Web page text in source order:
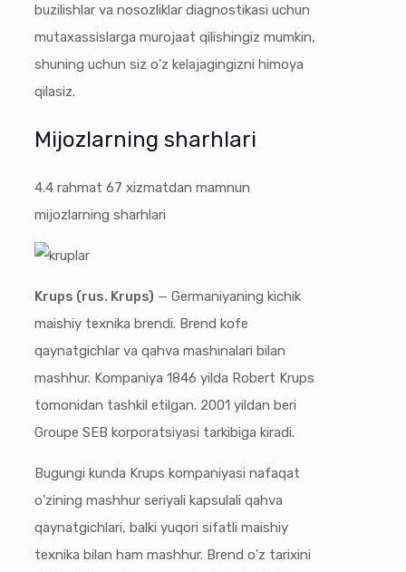
buzilishlar va nosozliklar diagnostikasi uchun
mutaxassislarga murojaat qilishingiz mumkin,
shuning uchun siz o'z kelajagingizni himoya
qilasiz.
Mijozlarning sharhlari
4.4 rahmat 67 xizmatdan mamnun
mijozlarning sharhlari
Krups (rus. Krups) — Germaniyaning kichik
maishiy texnika brendi. Brend kofe
qaynatgichlar va qahva mashinalari bilan
mashhur. Kompaniya 1846 yilda Robert Krups
tomonidan tashkil etilgan. 2001 yildan beri
Groupe SEB korporatsiyasi tarkibiga kiradi.
Bugungi kunda Krups kompaniyasi nafaqat
o'zining mashhur seriyali kapsulali qahva
qaynatgichlari, balki yuqori sifatli maishiy
texnika bilan ham mashhur. Brend o'z tarixini